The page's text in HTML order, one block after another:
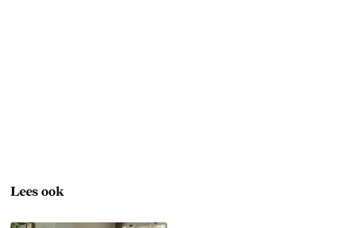
Lees ook